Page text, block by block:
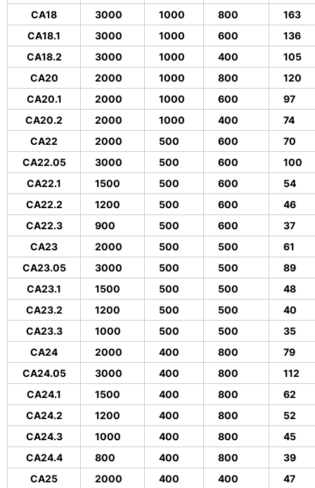
CA18
3000 1000 800
163
CA18.1
3000 1000 600
136
CA18.2
3000 1000 400
105
CA20
2000 1000 800
120
CA20.1
2000 1000 600
97
CA20.2
2000 1000 400
74
CA22
2000 500 600
70
CA22.05
3000 500 600
100
CA22.1
1500 500 600
54
CA22.2
1200 500 600
46
CA22.3
900 500 600
37
CA23
2000 500 500
61
CA23.05
3000 500 500
89
CA23.1
1500 500 500
48
CA23.2
1200 500 500
40
CA23.3
1000 500 500
35
CA24
2000 400 800
79
CA24.05
3000 400 800
112
CA24.1
1500 400 800
62
CA24.2
1200 400 800
52
CA24.3
1000 400 800
45
CA24.4
800 400 800
39
CA25
2000 400 400 47